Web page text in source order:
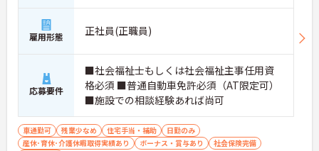
雇用形態 正社員(正職員)
応募要件
■社会福祉士もしくは社会福祉主事任用資
格必須 ■普通自動車免許必須（AT限定可）
■施設での相談経験あれば尚可
車通勤可 残業少なめ 住宅手当・補助
日勤のみ
産休･育休･介護休暇取得実績あり
ボーナス・賞与あり
社会保険完備